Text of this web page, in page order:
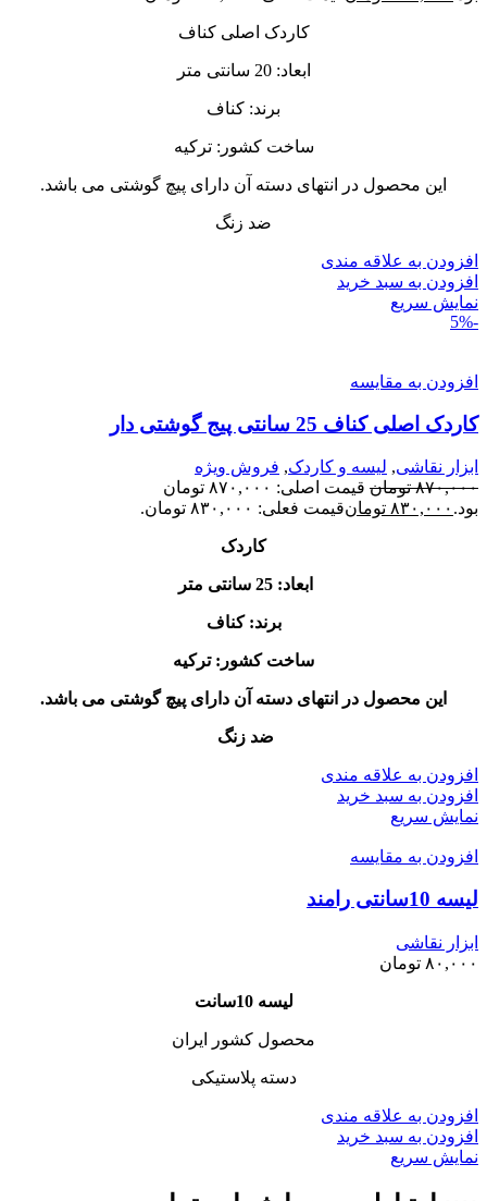
کاردک اصلی کناف
ابعاد: 20 سانتی متر
برند: کناف
ساخت کشور: ترکیه
این محصول در انتهای دسته آن دارای پیچ گوشتی می باشد.
ضد زنگ
افزودن به علاقه مندی
افزودن به سبد خرید
نمایش سریع
-5%
افزودن به مقایسه
کاردک اصلی کناف 25 سانتی پیج گوشتی دار
ابزار نقاشی, لیسه و کاردک, فروش ویژه
۸۷۰,۰۰۰ تومان
قیمت اصلی: ۸۷۰,۰۰۰ تومان
بود. ۸۳۰,۰۰۰ تومانقیمت فعلی: ۸۳۰,۰۰۰ تومان.
کاردک
ابعاد: 25 سانتی متر
برند: کناف
ساخت کشور: ترکیه
این محصول در انتهای دسته آن دارای پیچ گوشتی می باشد.
ضد زنگ
افزودن به علاقه مندی
افزودن به سبد خرید
نمایش سریع
افزودن به مقایسه
لیسه 10سانتی رامند
ابزار نقاشی
۸۰,۰۰۰ تومان
لیسه 10سانت
محصول کشور ایران
دسته پلاستیکی
افزودن به علاقه مندی
افزودن به سبد خرید
نمایش سریع